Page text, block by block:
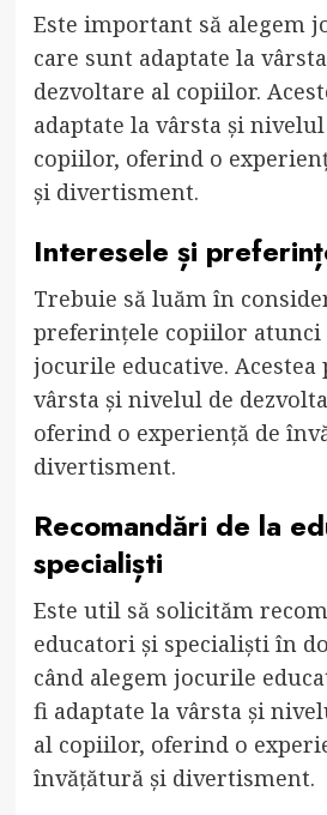
Este important să alegem
care sunt adaptate la
dezvoltare al copiilor.
adaptate la vârsta și
copiilor, oferind o
și divertisment.
Interesele și
Trebuie să luăm în
preferințele copiilor atunci
jocurile educative. Acestea
vârsta și nivelul de
oferind o experiență de
divertisment.
Recomandări de la
specialiști
Este util să solicităm
educatori și specialiști în
când alegem jocurile
fi adaptate la vârsta și
al copiilor, oferind o
învățătură și divertisment.